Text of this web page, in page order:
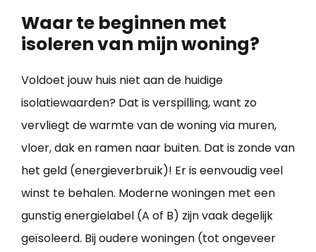
Waar te beginnen met
isoleren van mijn woning?
Voldoet jouw huis niet aan de huidige
isolatiewaarden? Dat is verspilling, want zo
vervliegt de warmte van de woning via muren,
vloer, dak en ramen naar buiten. Dat is zonde van
het geld (energieverbruik)! Er is eenvoudig veel
winst te behalen. Moderne woningen met een
gunstig energielabel (A of B) zijn vaak degelijk
geïsoleerd. Bij oudere woningen (tot ongeveer